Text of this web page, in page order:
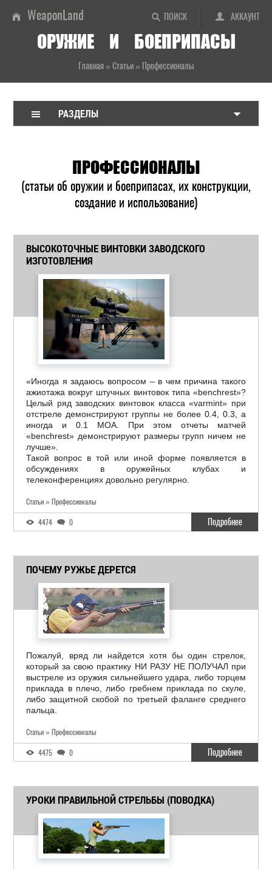
ПОИСК АККАУНТ
WeaponLand
ОРУЖИЕ И БОЕПРИПАСЫ
Главная» Статьи» Профессионалы
РАЗДЕЛЫ
ПРОФЕССИОНАЛЫ
(статьи об оружии и боеприпасах, их конструкции,
создание и использование)
ВЫСОКОТОЧНЫЕ ВИНТОВКИ ЗАВОДСКОГО
ИЗГОТОВЛЕНИЯ
«Иногда я задаюсь вопросом – в чем причина такого
ажиотажа вокруг штучных винтовок типа «benchrest»?
Целый ряд заводских винтовок класса «varmint» при
отстреле демонстрируют группы не более 0.4, 0.3, а
иногда и 0.1 МОА. При этом отчеты матчей
«benchrest» демонстрируют размеры групп ничем не
лучше».
Такой вопрос в той или иной форме появляется в
обсуждениях в оружейных клубах и
телеконференциях довольно регулярно.
Статьи » Профессионалы
4474 0 Подробнее
ПОЧЕМУ РУЖЬЕ ДЕРЕТСЯ
Пожалуй, вряд ли найдется хотя бы один стрелок,
который за свою практику НИ РАЗУ НЕ ПОЛУЧАЛ при
выстреле из оружия сильнейшего удара, либо торцем
приклада в плечо, либо гребнем приклада по скуле,
либо защитной скобой по третьей фаланге среднего
пальца.
Статьи » Профессионалы
4475 0 Подробнее
УРОКИ ПРАВИЛЬНОЙ СТРЕЛЬБЫ (ПОВОДКА)